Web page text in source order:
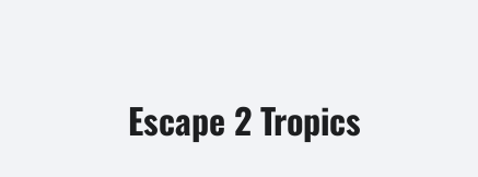
Escape 2 Tropics